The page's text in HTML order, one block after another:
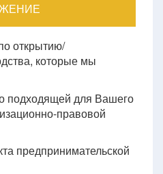
открытию/
которые мы
подходящей для Вашего
правовой
предпринимательской